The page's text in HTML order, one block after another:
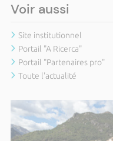
Voir aussi
Site institutionnel
Portail "A Ricerca"
Portail "Partenaires pro"
Toute l'actualité